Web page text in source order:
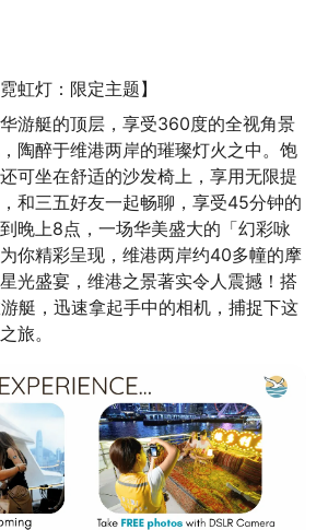
虹灯：限定主题】
游艇的顶层，享受360度的全视角景
陶醉于维港两岸的璀璨灯火之中。饱
可坐在舒适的沙发椅上，享用无限提
和三五好友一起畅聊，享受45分钟的
晚上8点，一场华美盛大的「幻彩咏
你精彩呈现，维港两岸约40多幢的摩
光盛宴，维港之景著实令人震撼！搭
艇，迅速拿起手中的相机，捕捉下这
旅。